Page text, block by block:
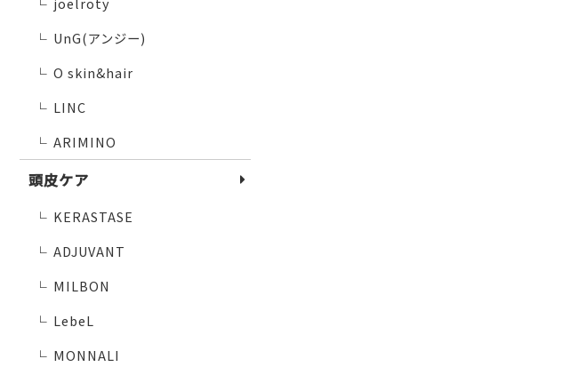
└ UnG(アンジー)
└ O skin&hair
└ LINC
└ ARIMINO
頭皮ケア
└ KERASTASE
└ ADJUVANT
└ MILBON
└ LebeL
└ MONNALI